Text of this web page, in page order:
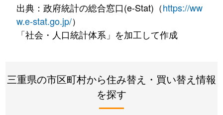
出典：政府統計の総合窓口(e-Stat)（https://ww
w.e-stat.go.jp/）
「社会・人口統計体系」を加工して作成
三重県の市区町村から住み替え・買い替え情報
を探す